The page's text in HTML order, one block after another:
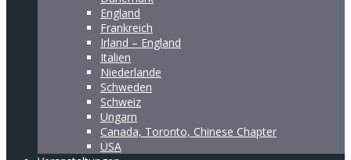
England
Frankreich
Irland – England
Italien
Niederlande
Schweden
Schweiz
Ungarn
Canada, Toronto, Chinese Chapter
USA